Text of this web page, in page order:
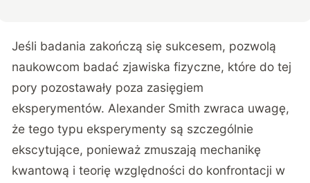
Jeśli badania zakończą się sukcesem, pozwolą
naukowcom badać zjawiska fizyczne, które do tej
pory pozostawały poza zasięgiem
eksperymentów. Alexander Smith zwraca uwagę,
że tego typu eksperymenty są szczególnie
ekscytujące, ponieważ zmuszają mechanikę
kwantową i teorię względności do konfrontacji w